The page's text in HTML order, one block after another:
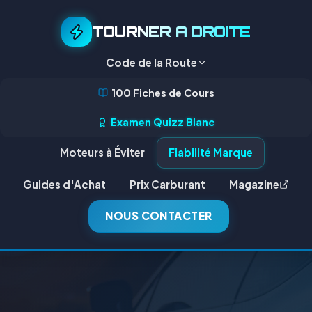
TOURNER A DROITE
Code de la Route
100 Fiches de Cours
Examen Quizz Blanc
Moteurs à Éviter Fiabilité Marque
Guides d'Achat Prix Carburant Magazine
NOUS CONTACTER